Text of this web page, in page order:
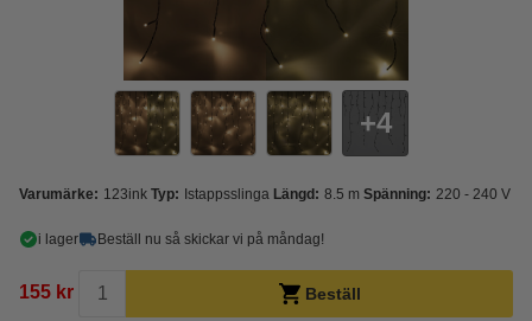
4
Varumärke: 123ink Typ: Istappsslinga Längd: 8.5 m Spänning: 220 - 240 V
i lager Beställ nu så skickar vi på måndag!
155 kr Beställ